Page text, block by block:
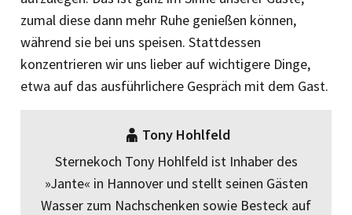
zumal diese dann mehr Ruhe genießen können,
während sie bei uns speisen. Stattdessen
konzentrieren wir uns lieber auf wichtigere Dinge,
etwa auf das ausführlichere Gespräch mit dem Gast.
Tony Hohlfeld
Sternekoch Tony Hohlfeld ist Inhaber des
»Jante« in Hannover und stellt seinen Gästen
Wasser zum Nachschenken sowie Besteck auf